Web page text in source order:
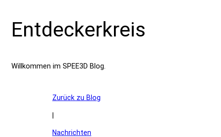
Entdeckerkreis
Willkommen im SPEE3D Blog.
Zurück zu Blog
|
Nachrichten